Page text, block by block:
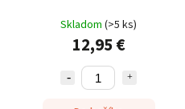
Skladom(>5 ks)
12,95 €